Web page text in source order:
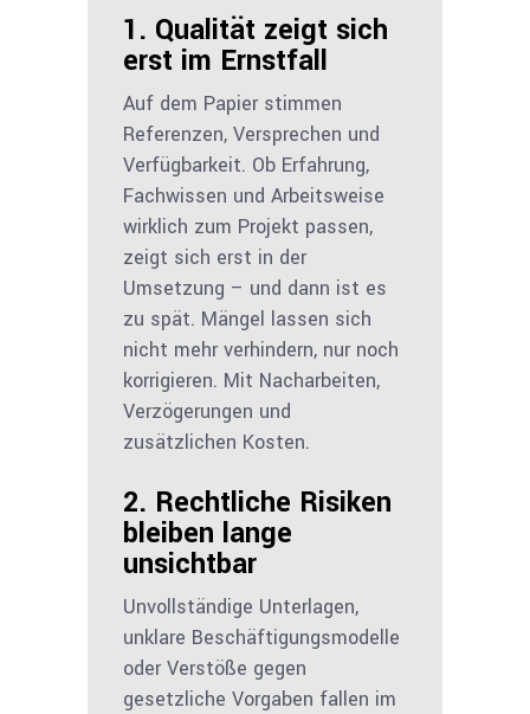
1. Qualität zeigt sich
erst im Ernstfall
Auf dem Papier stimmen
Referenzen, Versprechen und
Verfügbarkeit. Ob Erfahrung,
Fachwissen und Arbeits­weise
wirklich zum Projekt passen,
zeigt sich erst in der
Umsetzung – und dann ist es
zu spät. Mängel lassen sich
nicht mehr verhindern, nur noch
korrigieren. Mit Nacharbeiten,
Verzögerungen und
zusätzlichen Kosten.
2. Rechtliche Risiken
bleiben lange
unsichtbar
Unvollständige Unterlagen,
unklare Beschäftigungsmodelle
oder Verstöße gegen
gesetzliche Vorgaben fallen im